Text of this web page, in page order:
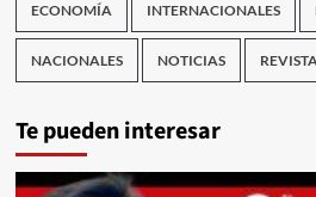
ECONOMÍA INTERNACIONALES
NACIONALES NOTICIAS
Te pueden interesar